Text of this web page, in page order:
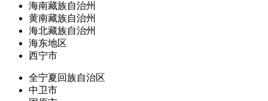
海南藏族自治州
黄南藏族自治州
海北藏族自治州
海东地区
西宁市
全宁夏回族自治区
中卫市